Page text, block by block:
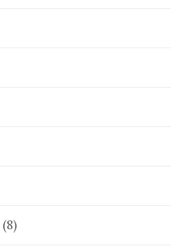
(8)